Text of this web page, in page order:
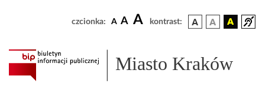
czcionka: A A A kontrast:
Miasto Kraków